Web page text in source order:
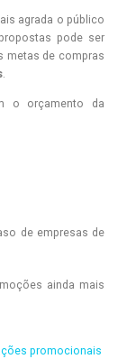
agrada o público
pode ser
metas de compras
.
o orçamento da
de empresas de
ainda mais
promocionais